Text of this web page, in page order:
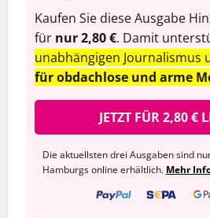
Kaufen Sie diese Ausgabe
für nur 2,80 €. Damit
unabhängigen Journalismus
für obdachlose und arme
JETZT FÜR 2,80 €
Die aktuellsten drei Ausgaben sind
Hamburgs online erhältlich. Mehr